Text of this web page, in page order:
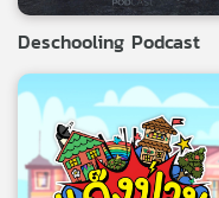
Deschooling Podcast